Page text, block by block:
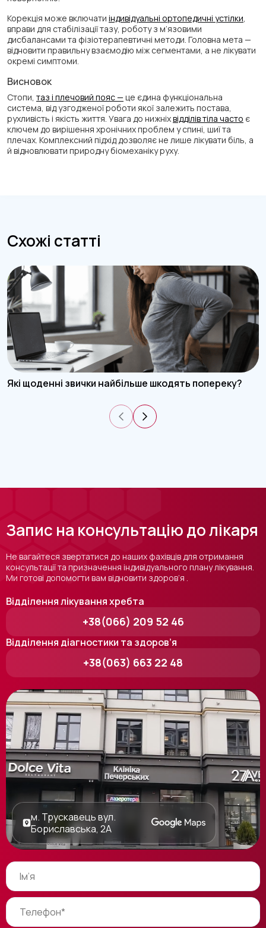
Корекція може включати індивідуальні ортопедичні устілки
вправи для стабілізації тазу, роботу з м’язовими
дисбалансами та фізіотерапевтичні методи. Головна мета —
відновити правильну взаємодію між сегментами, а не лікувати
окремі симптоми.
Висновок
Стопи, таз і плечовий пояс — це єдина функціональна
система, від узгодженої роботи якої залежить постава,
рухливість і якість життя. Увага до нижніхвідділів тіла часто є
ключем до вирішення хронічних проблем у спині, шиї та
плечах. Комплексний підхід дозволяє не лише лікувати біль, а
й відновлювати природну біомеханіку руху.
Схожі статті
Які щоденні звички найбільше шкодять попереку?
Запис на консультацію до лікаря
Не вагайтеся звертатися до наших фахівців для отримання
консультації та призначення індивідуального плану лікування.
Ми готові допомогти вам відновити здоров’я .
Відділення лікування хребта
+38(066) 209 52 46
Відділення діагностики та здоров’я
+38(063) 663 22 48
м. Трускавець вул.
Бориславська, 2А